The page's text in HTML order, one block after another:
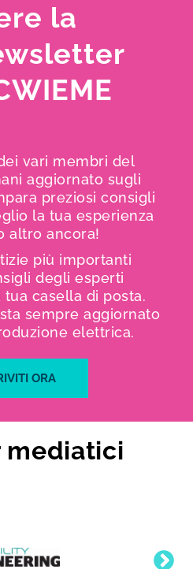
la
vari membri del
aggiornato sugli
preziosi consigli
la tua esperienza
altro ancora!
più importanti
degli esperti
casella di posta.
sempre aggiornato
elettrica.
ORA
mediatici